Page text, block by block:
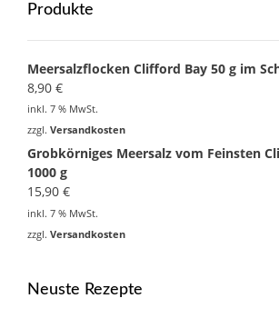
Produkte
Meersalzflocken Clifford Bay 50 g im
8,90 €
inkl. 7 % MwSt.
zzgl. Versandkosten
Grobkörniges Meersalz vom Feinsten
1000 g
15,90 €
inkl. 7 % MwSt.
zzgl. Versandkosten
Neuste Rezepte